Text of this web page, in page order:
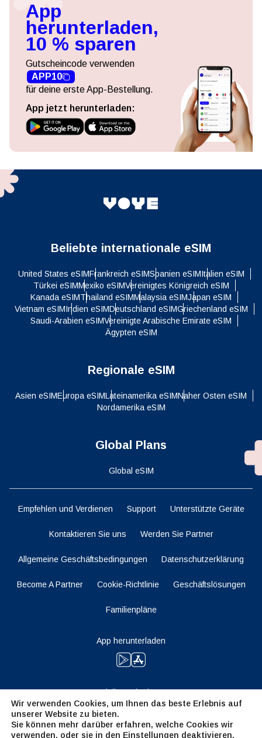
App
herunterladen,
10 % sparen
Gutscheincode verwenden
APP10
für deine erste App-Bestellung.
App jetzt herunterladen:
Beliebte internationale eSIM
United States eSIMFrankreich eSIMSpanien eSIMItalien eSIM
Türkei eSIMMexiko eSIMVereinigtes Königreich eSIM
Kanada eSIMThailand eSIMMalaysia eSIMJapan eSIM
Vietnam eSIMIndien eSIMDeutschland eSIMGriechenland eSIM
Saudi-Arabien eSIMVereinigte Arabische Emirate eSIM
Ägypten eSIM
Regionale eSIM
Asien eSIMEuropa eSIMLateinamerika eSIMNaher Osten eSIM
Nordamerika eSIM
Global Plans
Global eSIM
Empfehlen und Verdienen Support Unterstützte Geräte
Kontaktieren Sie uns Werden Sie Partner
Allgemeine Geschäftsbedingungen Datenschutzerklärung
Become A Partner Cookie-Richtlinie Geschäftslösungen
Familienpläne
App herunterladen
Bleiben Sie dran
Wir verwenden Cookies, um Ihnen das beste Erlebnis auf
unserer Website zu bieten.
Sie können mehr darüber erfahren, welche Cookies wir
verwenden, oder sie in den Einstellungen deaktivieren.